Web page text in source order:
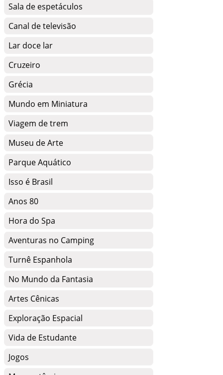
Sala de espetáculos
Canal de televisão
Lar doce lar
Cruzeiro
Grécia
Mundo em Miniatura
Viagem de trem
Museu de Arte
Parque Aquático
Isso é Brasil
Anos 80
Hora do Spa
Aventuras no Camping
Turnê Espanhola
No Mundo da Fantasia
Artes Cênicas
Exploração Espacial
Vida de Estudante
Jogos